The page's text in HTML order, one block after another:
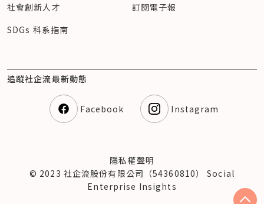
社會創新人才
SDGs 科系指南
訂閱電子報
追蹤社企流最新動態
Facebook Instagram
隱私權聲明
© 2023 社企流股份有限公司（54360810） Social
Enterprise Insights